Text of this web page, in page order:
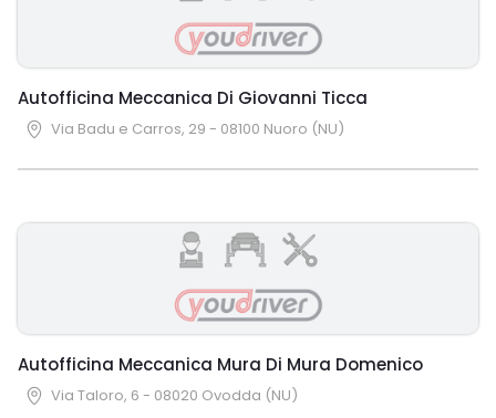
Autofficina Meccanica Di Giovanni Ticca
Via Badu e Carros, 29 - 08100 Nuoro (NU)
Autofficina Meccanica Mura Di Mura Domenico
Via Taloro, 6 - 08020 Ovodda (NU)